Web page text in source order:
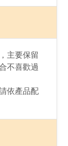
主要​保留​
不​喜歡​過
依產品​配